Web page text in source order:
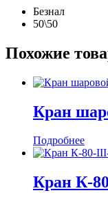
Безнал
50\50
Похожие
Кран
Подробнее
Кран К-